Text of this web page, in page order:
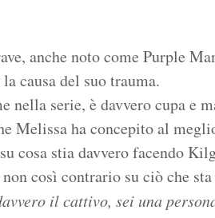
anche noto come Purple
causa del suo trauma.
nella serie, è davvero cupa e
Melissa ha concepito al
cosa stia davvero facendo
così contrario su ciò che
il cattivo, sei una